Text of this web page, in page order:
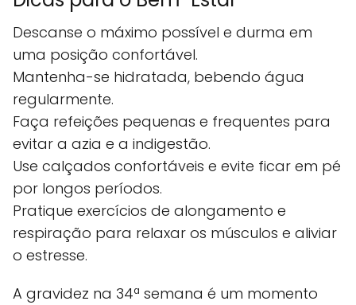
Descanse o máximo possível e durma em
uma posição confortável.
Mantenha-se hidratada, bebendo água
regularmente.
Faça refeições pequenas e frequentes para
evitar a azia e a indigestão.
Use calçados confortáveis e evite ficar em pé
por longos períodos.
Pratique exercícios de alongamento e
respiração para relaxar os músculos e aliviar
o estresse.
A gravidez na 34ª semana é um momento